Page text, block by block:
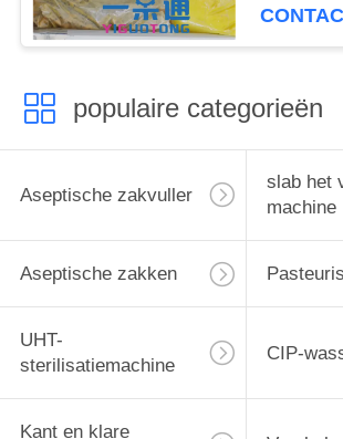
populaire categorieën
Aseptische zakvuller
slab het
machine
Aseptische zakken
UHT-
sterilisatiemachine
CIP-
Kant en klare